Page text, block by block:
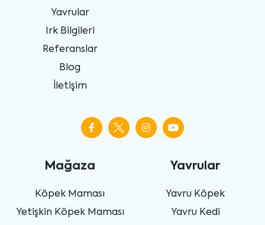
Yavrular
Irk Bilgileri
Referanslar
Blog
İletişim
Mağaza
Köpek Maması
Yetişkin Köpek Maması
Yavrular
Yavru Köpek
Yavru Kedi